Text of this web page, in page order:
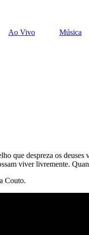
Ao Vivo Música
que despreza os
viver livremente.
Couto.